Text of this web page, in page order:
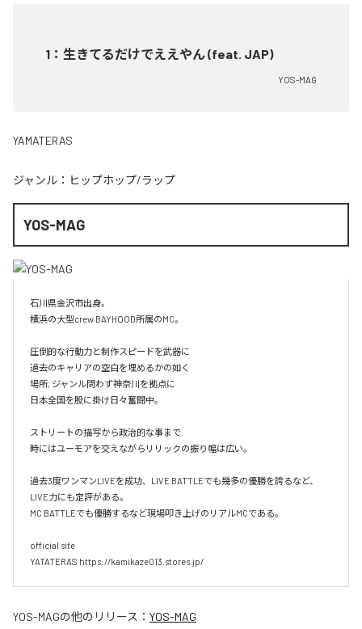
1 ： 生きてるだけでええやん (feat. JAP)
YOS-MAG
YAMATERAS
ジャンル： ヒップホップ/ラップ
YOS-MAG
石川県金沢市出身。
横浜の大型crew BAYHOOD所属のMC。
圧倒的な行動力と制作スピードを武器に
過去のキャリアの空白を埋めるかの如く
場所, ジャンル問わず神奈川を拠点に
日本全国を股に掛け日々奮闘中。
ストリートの描写から政治的な事まで.
時にはユーモアを交えながらリリックの振り幅は広い。
過去3度ワンマンLIVEを成功、LIVE BATTLEでも幾多の優勝を誇るなど、
LIVE力にも定評がある。
MC BATTLEでも優勝するなど現場叩き上げのリアルMCである。
official site
YATATERAS https://kamikaze013.stores.jp/
YOS-MAGの他のリリース： YOS-MAG